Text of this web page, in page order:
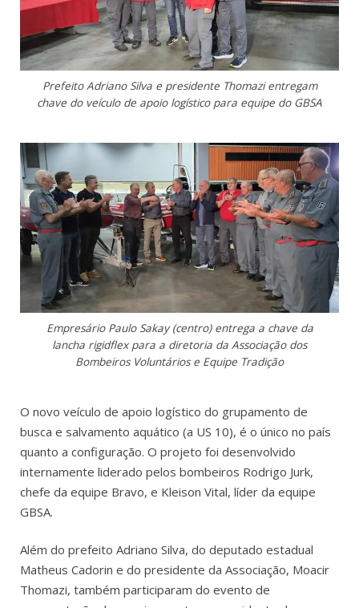
Prefeito Adriano Silva e presidente Thomazi entregam
chave do veículo de apoio logístico para equipe do GBSA
Empresário Paulo Sakay (centro) entrega a chave da
lancha rigidflex para a diretoria da Associação dos
Bombeiros Voluntários e Equipe Tradição
O novo veículo de apoio logístico do grupamento de
busca e salvamento aquático (a US 10), é o único no país
quanto a configuração. O projeto foi desenvolvido
internamente liderado pelos bombeiros Rodrigo Jurk,
chefe da equipe Bravo, e Kleison Vital, líder da equipe
GBSA.
Além do prefeito Adriano Silva, do deputado estadual
Matheus Cadorin e do presidente da Associação, Moacir
Thomazi, também participaram do evento de